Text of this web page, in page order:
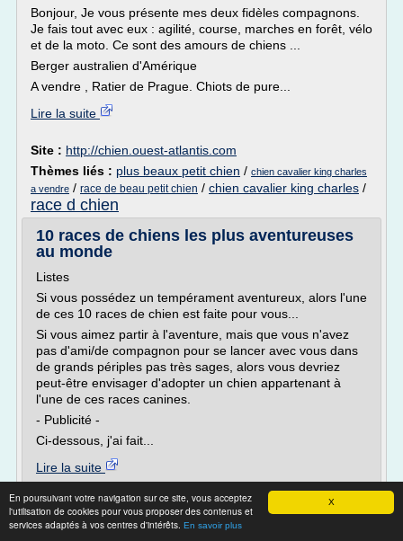
X
En poursuivant votre navigation sur ce site, vous acceptez
l'utilisation de cookies pour vous proposer des contenus et
services adaptés à vos centres d'intérêts. En savoir plus
Bonjour, Je vous présente mes deux fidèles compagnons.
Je fais tout avec eux : agilité, course, marches en forêt, vélo
et de la moto. Ce sont des amours de chiens ...
Berger australien d'Amérique
A vendre , Ratier de Prague. Chiots de pure...
Lire la suite
Site : http://chien.ouest-atlantis.com
Thèmes liés : plus beaux petit chien / chien cavalier king charles
a vendre / race de beau petit chien / chien cavalier king charles /
race d chien
10 races de chiens les plus aventureuses
au monde
Listes
Si vous possédez un tempérament aventureux, alors l'une
de ces 10 races de chien est faite pour vous...
Si vous aimez partir à l'aventure, mais que vous n'avez
pas d'ami/de compagnon pour se lancer avec vous dans
de grands périples pas très sages, alors vous devriez
peut-être envisager d'adopter un chien appartenant à
l'une de ces races canines.
- Publicité -
Ci-dessous, j'ai fait...
Lire la suite
Site :http://happytoutou.wamiz.com
Thèmes liés :race chien d'eau portugais/